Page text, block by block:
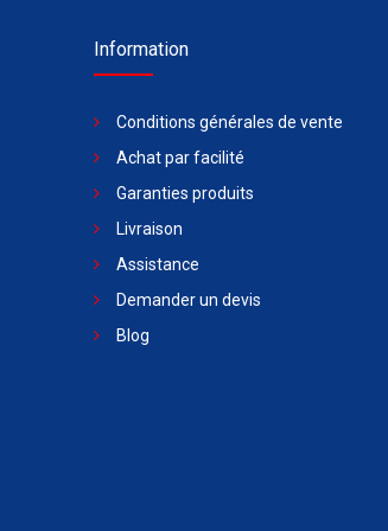
Information
Conditions générales de vente
Achat par facilité
Garanties produits
Livraison
Assistance
Demander un devis
Blog